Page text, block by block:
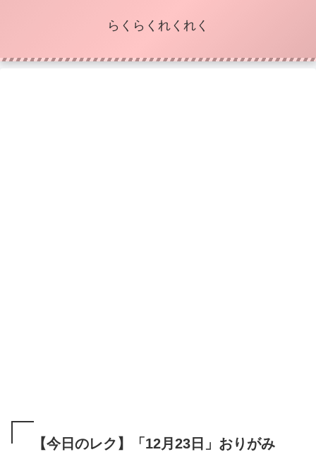
らくらくれくれく
【今日のレク】「12月23日」おりがみ